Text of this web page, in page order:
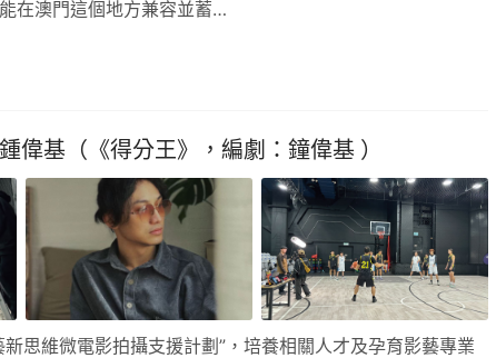
在澳門這個地方兼容並蓄…
基（《得分王》，編劇：鐘偉基 ）
思維微電影拍攝支援計劃”，培養相關人才及孕育影藝專業